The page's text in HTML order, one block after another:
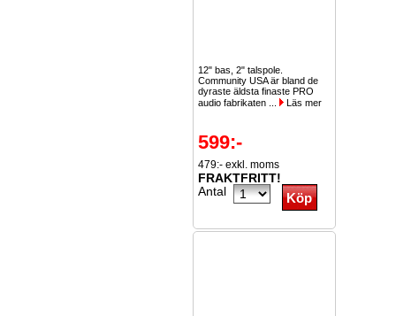
12" bas, 2" talspole.
Community USA är bland de
dyraste äldsta finaste PRO
audio fabrikaten ...
Läs mer
599:-
479:- exkl. moms
FRAKTFRITT!
Antal